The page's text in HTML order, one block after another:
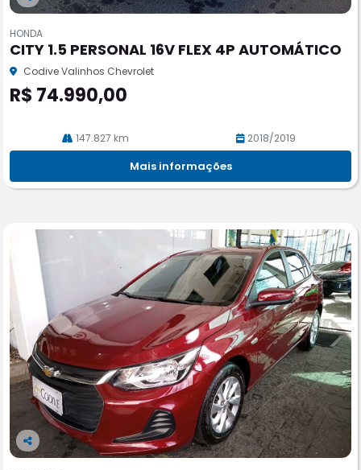
Co
pa
rtil
he
HONDA
CITY 1.5 PERSONAL 16V FLEX 4P AUTOMÁTICO
Codive Valinhos Chevrolet
R$ 74.990,00
147.827 km 2018/2019
Mais informações
Co